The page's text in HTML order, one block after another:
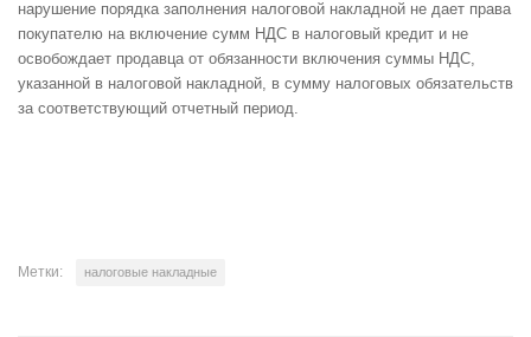
нарушение порядка заполнения налоговой накладной не дает права
покупателю на включение сумм НДС в налоговый кредит и не
освобождает продавца от обязанности включения суммы НДС,
указанной в налоговой накладной, в сумму налоговых обязательств
за соответствующий отчетный период.
Метки: налоговые накладные